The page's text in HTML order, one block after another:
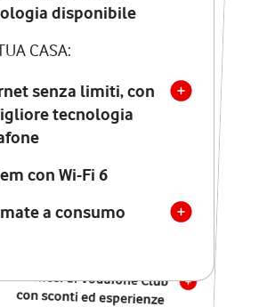
disponibile
CASA:
senza limiti, con
tecnologia
con Wi-Fi 6
a consumo
tecnologia disponibile
PER LA TUA CASA:
Internet senza limiti, con
la migliore tecnologia
Vodafone
Modem Seven con Wi-Fi 7
Chiamate illimitate verso
numeri fissi e mobili
nazionali
12 mesi di Vodafone Club
con sconti ed esperienze
esclusive, poi si disattiva